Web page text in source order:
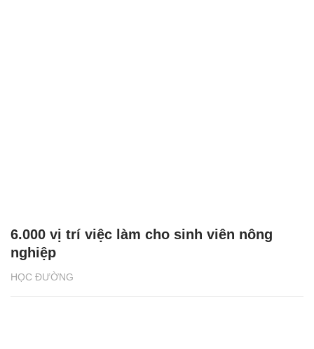
HỌC ĐƯỜNG
6.000 vị trí việc làm cho sinh viên nông
nghiệp